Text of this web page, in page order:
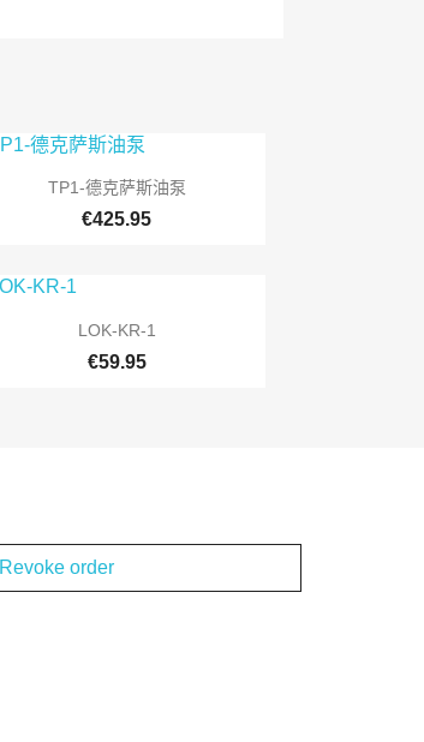
 快速查看
TP1-德克萨斯油泵
€425.95
 快速查看
LOK-KR-1
€59.95
Revoke order